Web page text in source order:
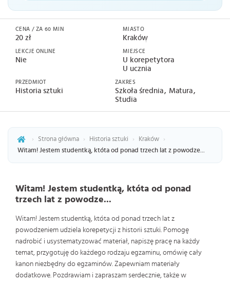
CENA / ZA 60 MIN
20 zł
LEKCJE ONLINE
Nie
MIASTO
Kraków
MIEJSCE
U korepetytora
U ucznia
PRZEDMIOT
Historia sztuki
ZAKRES
Szkoła średnia Matura
Studia
› Strona główna › Historia sztuki › Kraków
›
Witam! Jestem studentką, któta od ponad trzech lat z powodze...
Witam! Jestem studentką, któta od ponad
trzech lat z powodze...
Witam! Jestem studentką, któta od ponad trzech lat z
powodzeniem udziela korepetycji z historii sztuki. Pomogę
nadrobić i usystematyzować materiał, napiszę pracę na każdy
temat, przygotuję do każdego rodzaju egzaminu, omówię cały
kanon niezbędny do egzaminów. Zapewniam materiały
dodatkowe. Pozdrawiam i zapraszam serdecznie, także w